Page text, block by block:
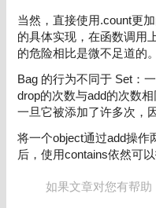
当然，直接使用.count更
的具体实现，在函数调用
的危险相比是微不足道的。
Bag 的行为不同于 Set：
drop的次数与add的次数
一旦它被添加了许多次，
将一个object通过add操作
后，使用contains依然可以
如果文章对您有帮